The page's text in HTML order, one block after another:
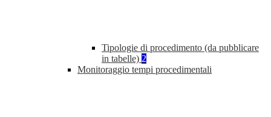
Tipologie di procedimento (da pubblicare
in tabelle) 2
Monitoraggio tempi procedimentali